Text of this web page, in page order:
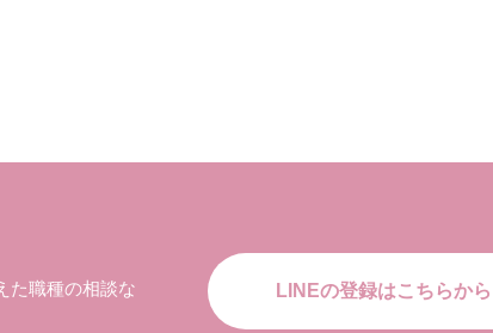
た職種の相談な
LINEの登録はこちらから